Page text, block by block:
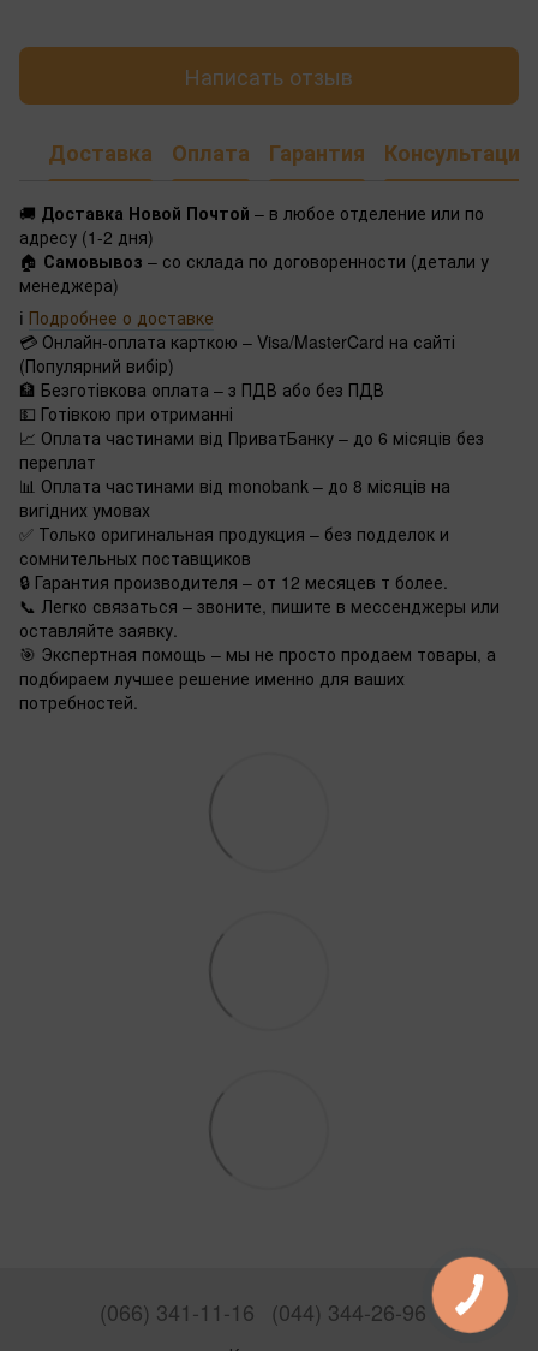
Написать отзыв
Доставка Оплата Гарантия Консультация
🚚 Доставка Новой Почтой – в любое отделение или по
адресу (1-2 дня)
🏠 Самовывоз – со склада по договоренности (детали у
менеджера)
ℹ️ Подробнее о доставке
💳 Онлайн-оплата карткою – Visa/MasterCard на сайті
(Популярний вибір)
🏦 Безготівкова оплата – з ПДВ або без ПДВ
💵 Готівкою при отриманні
📈 Оплата частинами від ПриватБанку – до 6 місяців без
переплат
📊 Оплата частинами від monobank – до 8 місяців на
вигідних умовах
✅ Только оригинальная продукция – без подделок и
сомнительных поставщиков
🔒 Гарантия производителя – от 12 месяцев т более.
📞 Легко связаться – звоните, пишите в мессенджеры или
оставляйте заявку.
🎯 Экспертная помощь – мы не просто продаем товары, а
подбираем лучшее решение именно для ваших
потребностей.
(066) 341-11-16 (044) 344-26-96